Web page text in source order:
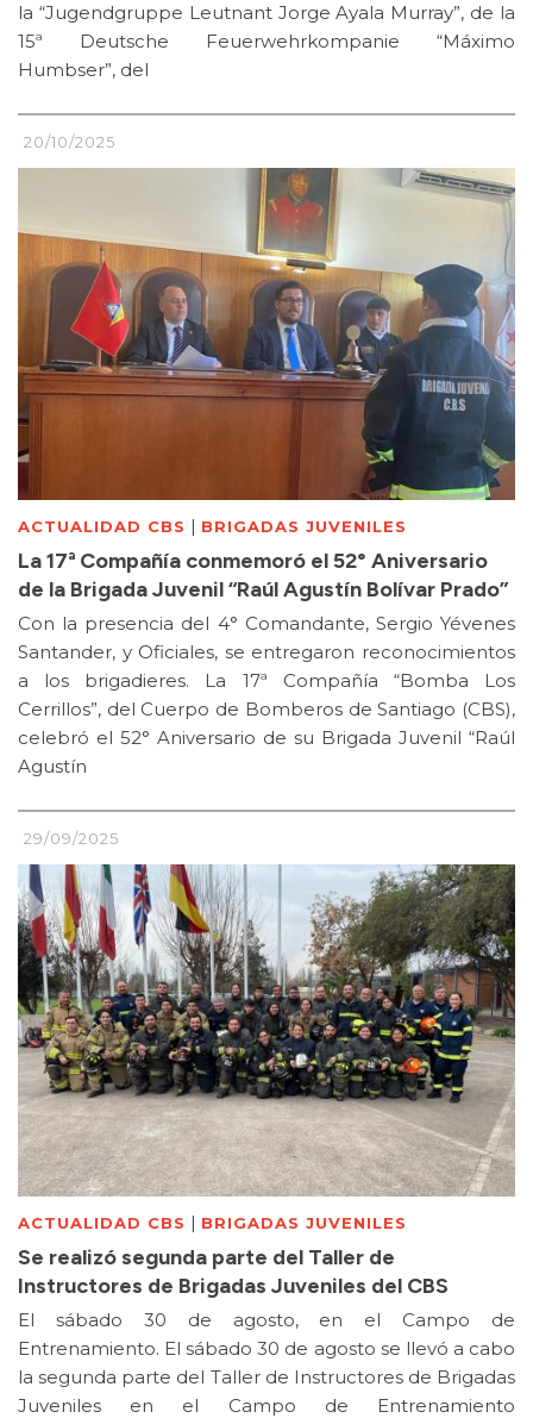
la “Jugendgruppe Leutnant Jorge Ayala Murray”, de la
15ª Deutsche Feuerwehrkompanie “Máximo
Humbser”, del
20/10/2025
ACTUALIDAD CBS | BRIGADAS JUVENILES
La 17ª Compañía conmemoró el 52° Aniversario
de la Brigada Juvenil “Raúl Agustín Bolívar Prado”
Con la presencia del 4° Comandante, Sergio Yévenes
Santander, y Oficiales, se entregaron reconocimientos
a los brigadieres. La 17ª Compañía “Bomba Los
Cerrillos”, del Cuerpo de Bomberos de Santiago (CBS),
celebró el 52° Aniversario de su Brigada Juvenil “Raúl
Agustín
29/09/2025
ACTUALIDAD CBS | BRIGADAS JUVENILES
Se realizó segunda parte del Taller de
Instructores de Brigadas Juveniles del CBS
El sábado 30 de agosto, en el Campo de
Entrenamiento. El sábado 30 de agosto se llevó a cabo
la segunda parte del Taller de Instructores de Brigadas
Juveniles en el Campo de Entrenamiento